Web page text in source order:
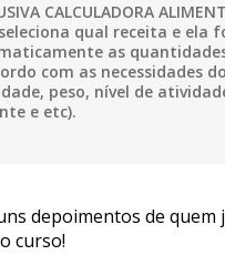
CALCULADORA
qual receita e ela
as
com as necessidades
peso, nível de
e etc).
depoimentos de quem
curso!